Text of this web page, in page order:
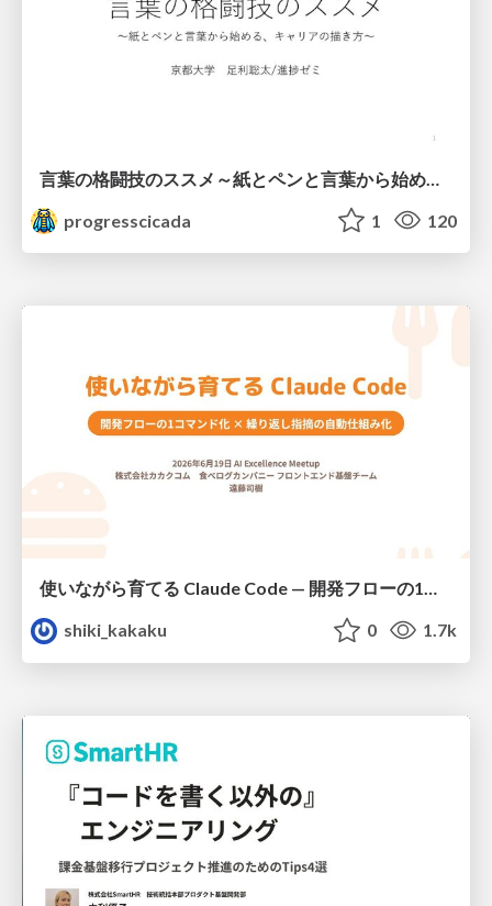
progresscicada
1 120
使いながら育てる Claude Code — 開発フローの1コマンド化 × 繰り返し指摘の自動仕組み化
shiki_kakaku
0 1.7k